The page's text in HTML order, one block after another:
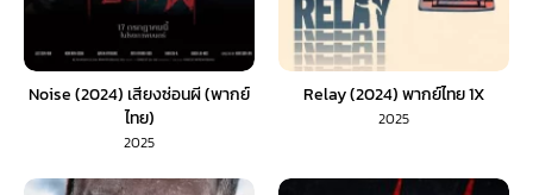
Noise (2024) เสียงซ่อนผี (พากย์
ไทย)
2025
Relay (2024) พากย์ไทย 1X
2025